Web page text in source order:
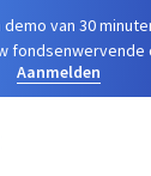
demo van 30
Aanmelden